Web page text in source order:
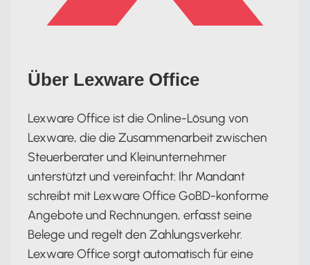
Über Lexware Office
Lexware Office ist die Online-Lösung von
Lexware, die die Zusammenarbeit zwischen
Steuerberater und Kleinunternehmer
unterstützt und vereinfacht: Ihr Mandant
schreibt mit Lexware Office GoBD-konforme
Angebote und Rechnungen, erfasst seine
Belege und regelt den Zahlungsverkehr.
Lexware Office sorgt automatisch für eine